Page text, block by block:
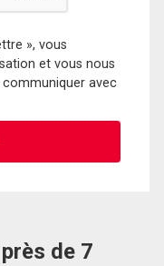
», vous
et vous nous
avec
de 7